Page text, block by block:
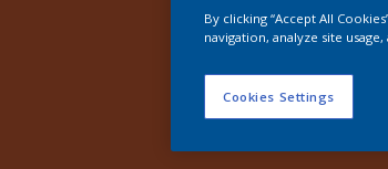
By clicking “Accept All
navigation, analyze site
Cookies Settings